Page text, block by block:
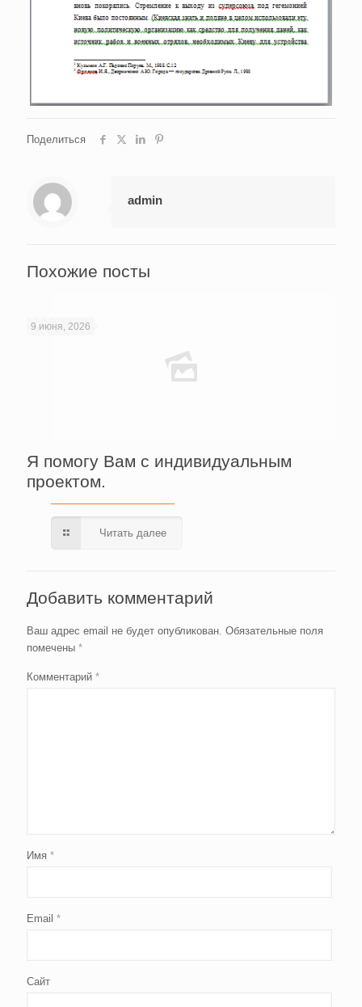
Поделиться
admin
Похожие посты
9 июня, 2026
Я помогу Вам с индивидуальным
проектом.
Читать далее
Добавить комментарий
Ваш адрес email не будет опубликован. Обязательные поля
помечены *
Комментарий *
Имя *
Email *
Сайт